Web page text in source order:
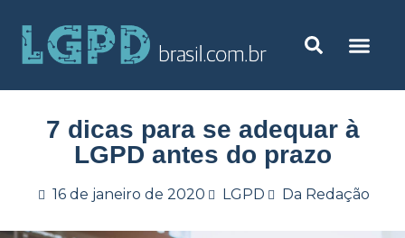
7 dicas para se adequar à
LGPD antes do prazo
16 de janeiro de 2020 LGPD Da Redação